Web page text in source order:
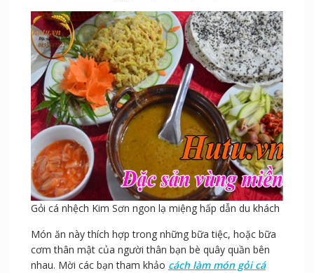
Gỏi cá nhệch Kim Sơn ngon lạ miệng hấp dẫn du khách
Món ăn này thích hợp trong những bữa tiệc, hoặc bữa
cơm thân mật của người thân bạn bè quây quần bên
nhau. Mời các bạn tham khảo cách làm món gỏi cá